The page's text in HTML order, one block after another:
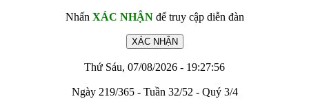
Nhấn XÁC NHẬNđể truy cập diễn đàn
Thứ Sáu, 07/08/2026 - 19:27:56
Ngày 219/365 - Tuần 32/52 - Quý 3/4